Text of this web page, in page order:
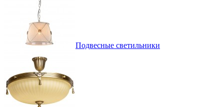
Подвесные светильники